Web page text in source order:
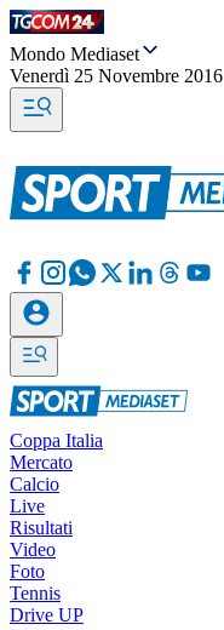
Mondo Mediaset
Venerdì 25 Novembre 2016
Coppa Italia
Mercato
Calcio
Live
Risultati
Video
Foto
Tennis
Drive UP